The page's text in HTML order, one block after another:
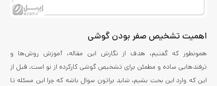
اهمیت تشخیص صفر بودن گوشی
همونطور که گفتیم، هدف از نگارش این مقاله، آموزش روش‌ها و
ترفندهایی ساده و مطمئن برای تشخیص گوشی کارکرده از نو است. قبل از
این که وارد این بحث بشیم، شاید براتون سوال باشه که چرا این مسئله تا